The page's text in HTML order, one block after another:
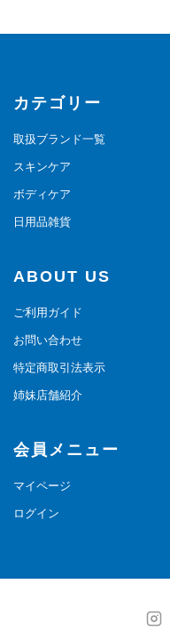
カテゴリー
取扱ブランド一覧
スキンケア
ボディケア
日用品雑貨
ABOUT US
ご利用ガイド
お問い合わせ
特定商取引法表示
姉妹店舗紹介
会員メニュー
マイページ
ログイン